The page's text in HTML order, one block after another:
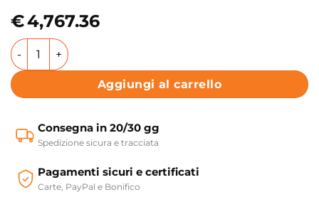
€4,767.36
Mobile bagno completo a terra con lavabo in ceramica
Aggiungi al carrello
Consegna in 20/30 gg
Spedizione sicura e tracciata
Pagamenti sicuri e certificati
Carte, PayPal e Bonifico